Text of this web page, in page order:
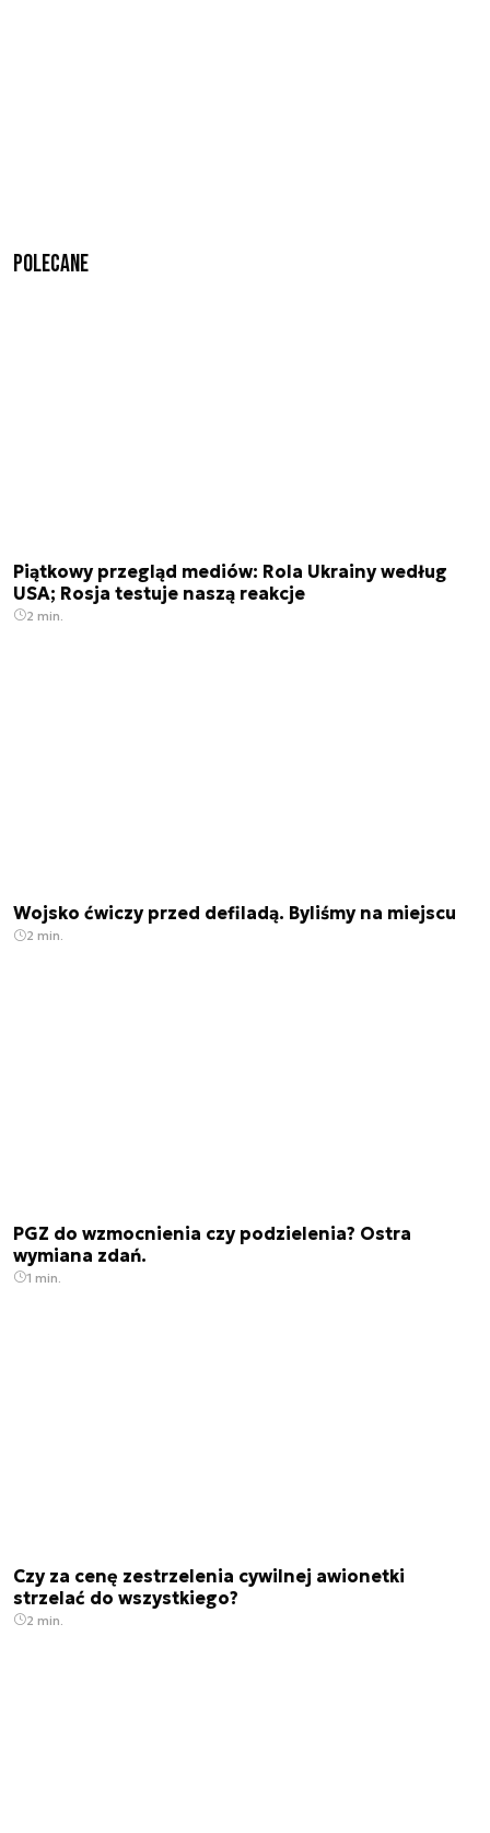
Polecane
Piątkowy przegląd mediów: Rola Ukrainy według
USA; Rosja testuje naszą reakcje
2 min.
Wojsko ćwiczy przed defiladą. Byliśmy na miejscu
2 min.
PGZ do wzmocnienia czy podzielenia? Ostra
wymiana zdań.
1 min.
Czy za cenę zestrzelenia cywilnej awionetki
strzelać do wszystkiego?
2 min.